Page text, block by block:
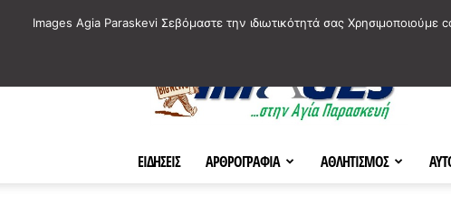
ΕΙΔΗΣΕΙΣ ΑΡΘΡΟΓΡΑΦΙΑ ΑΘΛΗΤΙΣΜΟΣ
Images Agia Paraskevi Σεβόμαστε την ιδιωτικότητά σας